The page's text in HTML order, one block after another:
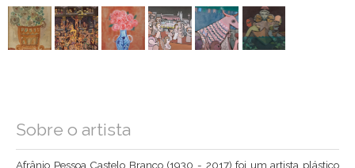
Sobre o artista
Afrânio Pessoa Castelo Branco (1930 - 2017) foi um artista plástico